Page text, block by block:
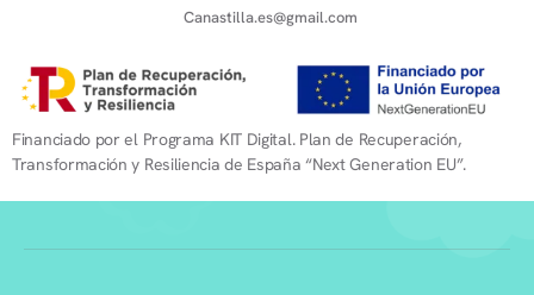
Canastilla.es@gmail.com
Financiado por el Programa KIT Digital. Plan de Recuperación,
Transformación y Resiliencia de España “Next Generation EU”.